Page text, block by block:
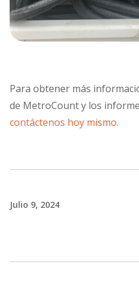
Para obtener más
de MetroCount y los
contáctenos hoy mismo.
Julio 9, 2024